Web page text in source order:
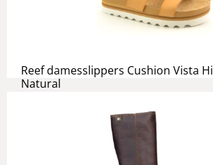
Reef damesslippers Cushion Vista Hi
Natural